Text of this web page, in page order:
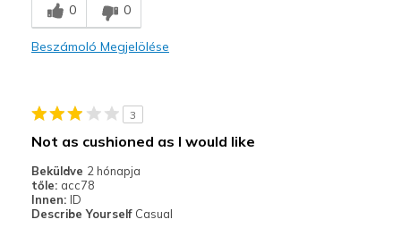
Stylish
Travel
Width
Sizing
View On Shoes
I'm Into Shoes
0 0
Beszámoló Megjelölése
3
Not as cushioned as I would like
Beküldve 2 hónapja
tőle: acc78
Innen: ID
Describe Yourself Casual